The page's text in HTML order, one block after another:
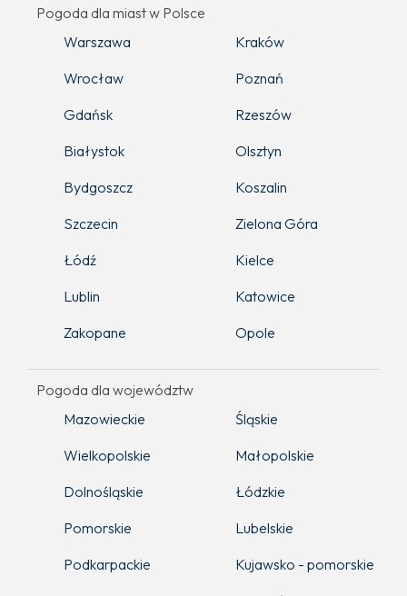
Pogoda dla miast w Polsce
Warszawa
Kraków
Wrocław
Poznań
Gdańsk
Rzeszów
Białystok
Olsztyn
Bydgoszcz
Koszalin
Szczecin
Zielona Góra
Łódź
Kielce
Lublin
Katowice
Zakopane
Opole
Pogoda dla województw
Mazowieckie
Śląskie
Wielkopolskie
Małopolskie
Dolnośląskie
Łódzkie
Pomorskie
Lubelskie
Podkarpackie
Kujawsko - pomorskie